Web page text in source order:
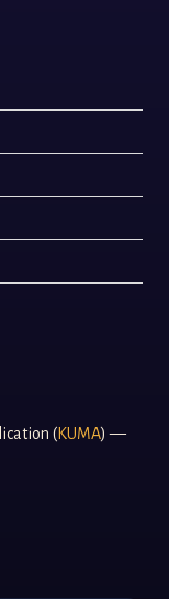
(KUMA) —